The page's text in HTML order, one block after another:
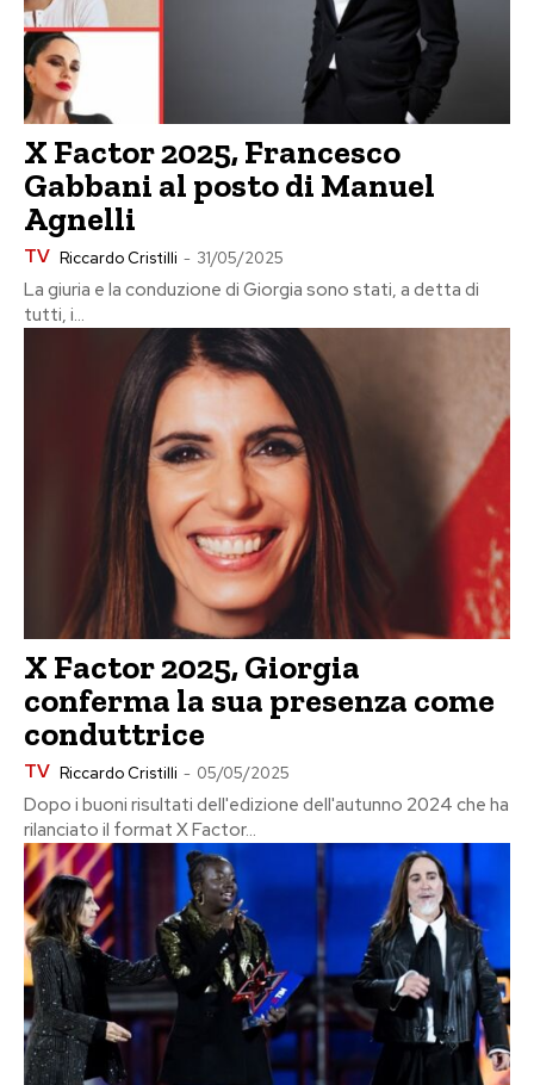
X Factor 2025, Francesco
Gabbani al posto di Manuel
Agnelli
TV Riccardo Cristilli - 31/05/2025
La giuria e la conduzione di Giorgia sono stati, a detta di
tutti, i...
X Factor 2025, Giorgia
conferma la sua presenza come
conduttrice
TV Riccardo Cristilli - 05/05/2025
Dopo i buoni risultati dell'edizione dell'autunno 2024 che ha
rilanciato il format X Factor...